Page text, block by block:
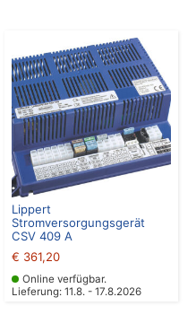
Lippert
Stromversorgungsgerät
CSV 409 A
€ 361,20
Online verfügbar.
Lieferung: 11.8. - 17.8.2026